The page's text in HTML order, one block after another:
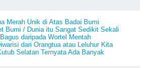
Merah Unik di Atas Badai Bumi
Bumi / Dunia itu Sangat Sedikit Sekali
daripada Wortel Mentah
dari Orangtua atau Leluhur Kita
Selatan Ternyata Ada Banyak